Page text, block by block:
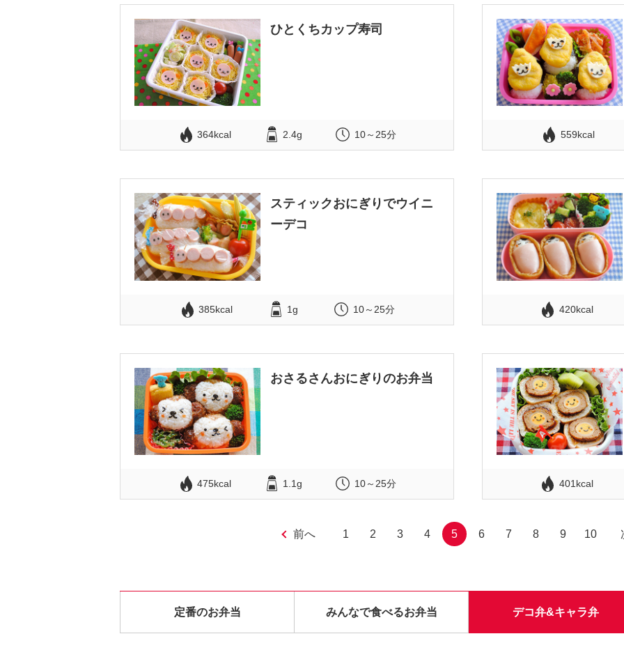
ひとくちカップ寿司
364kcal 2.4g 10～25分 559kcal
スティックおにぎりでウイニ
ーデコ
385kcal 1g 10～25分 420kcal
おさるさんおにぎりのお弁当
475kcal 1.1g 10～25分 401kcal
前へ 1 2 3 4 5 6 7 8 9 10
定番のお弁当 みんなで食べるお弁当 デコ弁&キャラ弁